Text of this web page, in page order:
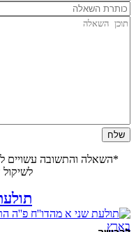
*השאלה והתשובה